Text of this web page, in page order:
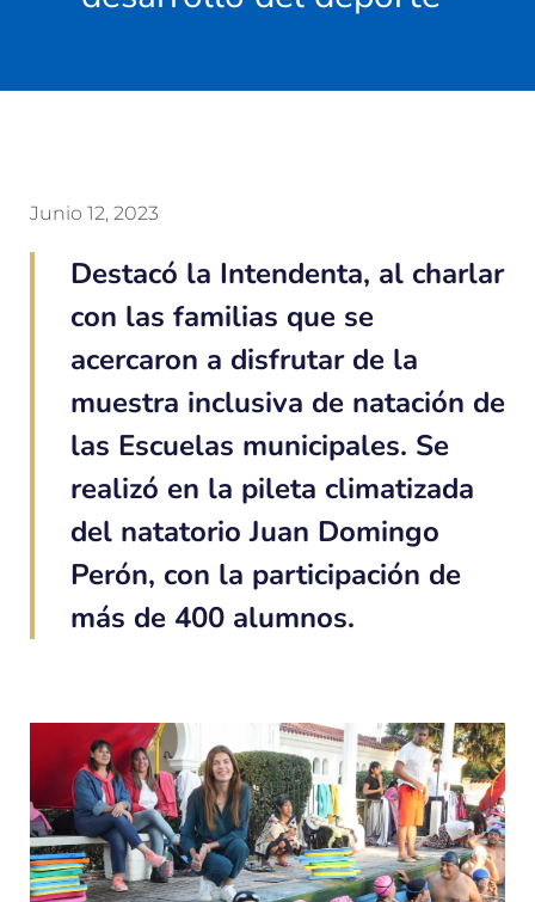
Junio 12, 2023
Destacó la Intendenta, al charlar
con las familias que se
acercaron a disfrutar de la
muestra inclusiva de natación de
las Escuelas municipales. Se
realizó en la pileta climatizada
del natatorio Juan Domingo
Perón, con la participación de
más de 400 alumnos.